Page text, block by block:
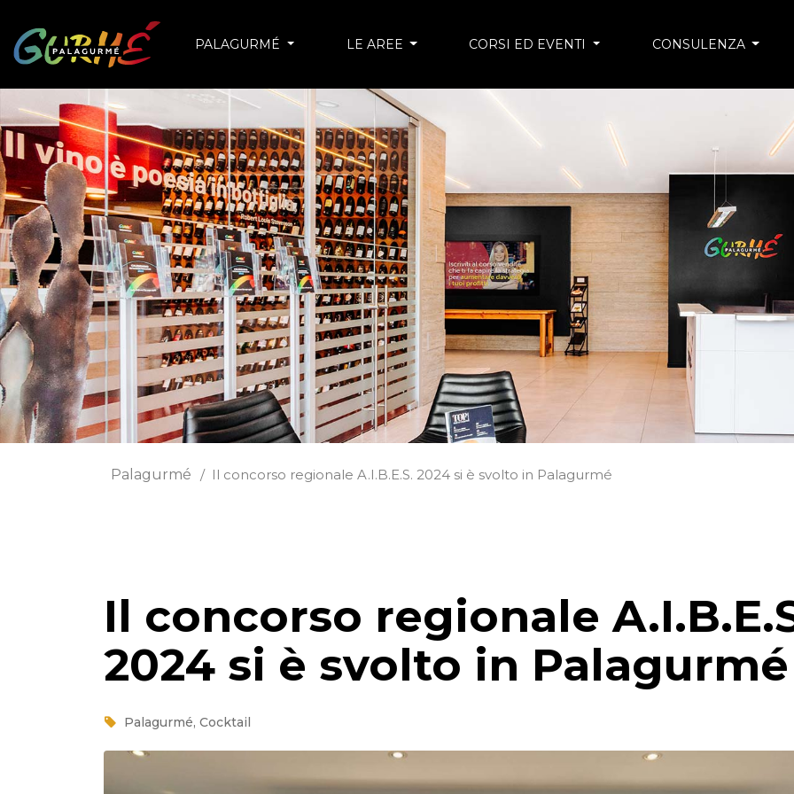
PALAGURMÉ LE AREE CORSI ED EVENTI CONSULENZA
Palagurmé Il concorso regionale A.I.B.E.S. 2024 si è svolto in Palagurmé
Il concorso regionale
2024 si è svolto in Palagurmé
Palagurmé, Cocktail